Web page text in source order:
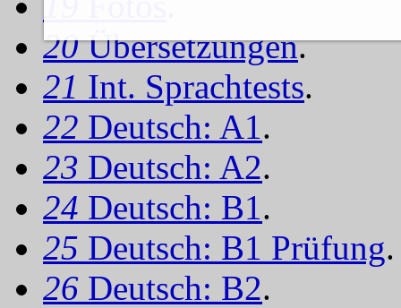
20Übersetzungen.
21 Int. Sprachtests.
22 Deutsch: A1.
23 Deutsch: A2.
24 Deutsch: B1.
25 Deutsch: B1 Prüfung.
26 Deutsch: B2.